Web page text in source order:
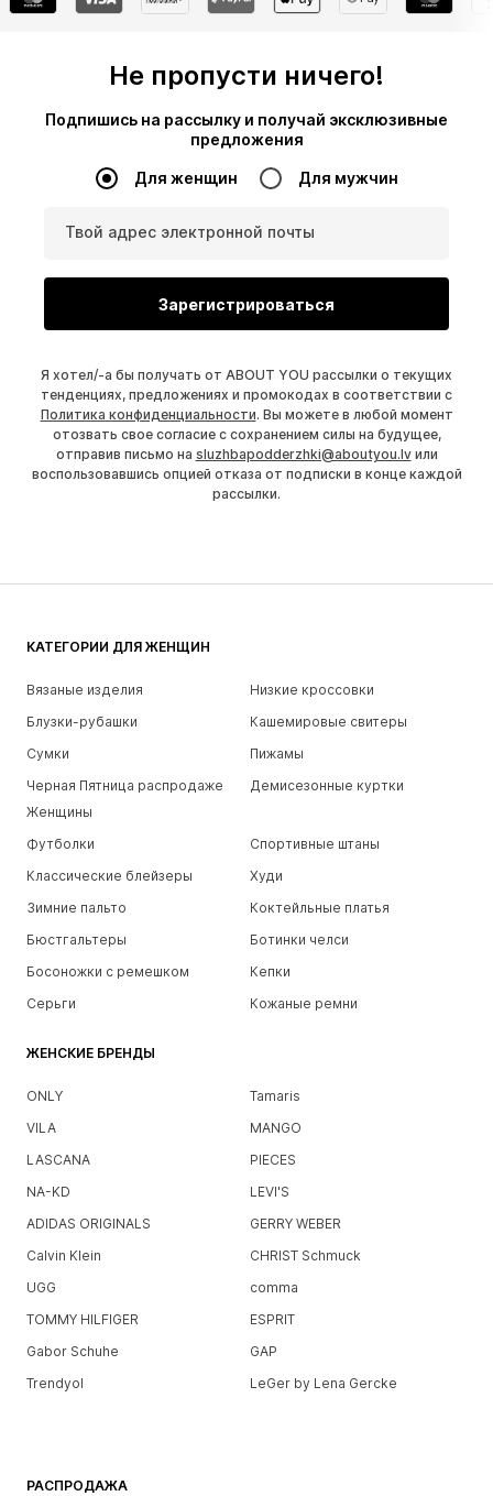
Не пропусти ничего!
Подпишись на рассылку и получай эксклюзивные
предложения
Для женщин Для мужчин
Твой адрес электронной почты
Зарегистрироваться
Я хотел/-а бы получать от ABOUT YOU рассылки о текущих
тенденциях, предложениях и промокодах в соответствии с
Политика конфиденциальности. Вы можете в любой момент
отозвать свое согласие с сохранением силы на будущее,
отправив письмо на sluzhbapodderzhki@aboutyou.lvили
воспользовавшись опцией отказа от подписки в конце каждой
рассылки.
КАТЕГОРИИ ДЛЯ ЖЕНЩИН
Вязаные изделия
Низкие кроссовки
Блузки-рубашки
Кашемировые свитеры
Сумки
Пижамы
Черная Пятница распродаже
Женщины
Демисезонные куртки
Футболки
Спортивные штаны
Классические блейзеры
Худи
Зимние пальто
Коктейльные платья
Бюстгальтеры
Ботинки челси
Босоножки с ремешком
Кепки
Серьги
Кожаные ремни
ЖЕНСКИЕ БРЕНДЫ
ONLY
Tamaris
VILA
MANGO
LASCANA
PIECES
NA-KD
LEVI'S
ADIDAS ORIGINALS
GERRY WEBER
Calvin Klein
CHRIST Schmuck
UGG
comma
TOMMY HILFIGER
ESPRIT
Gabor Schuhe
GAP
Trendyol
LeGer by Lena Gercke
РАСПРОДАЖА